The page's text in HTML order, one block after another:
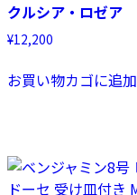
クルシア・ロゼア
¥12,200
お買い物カゴに追加